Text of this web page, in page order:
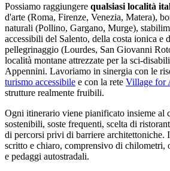
Possiamo raggiungere qualsiasi località
d'arte (Roma, Firenze, Venezia, Matera),
naturali (Pollino, Gargano, Murge),
accessibili del Salento, della costa ionica e
pellegrinaggio (Lourdes, San Giovanni
località montane attrezzate per la sci-
Appennini. Lavoriamo in sinergia con le
turismo accessibile e con la rete Village for
strutture realmente fruibili.
Ogni itinerario viene pianificato insieme al
sostenibili, soste frequenti, scelta di
di percorsi privi di barriere architettoniche.
scritto e chiaro, comprensivo di chilometri,
e pedaggi autostradali.